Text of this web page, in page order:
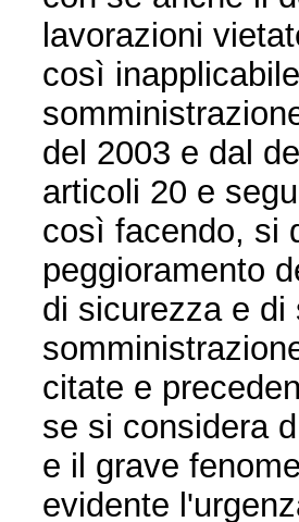
lavorazioni
così
del 2003 e dal
articoli 20 e
così facendo, si
peggioramento
di sicurezza e di
citate e
se si considera
e il grave
evidente